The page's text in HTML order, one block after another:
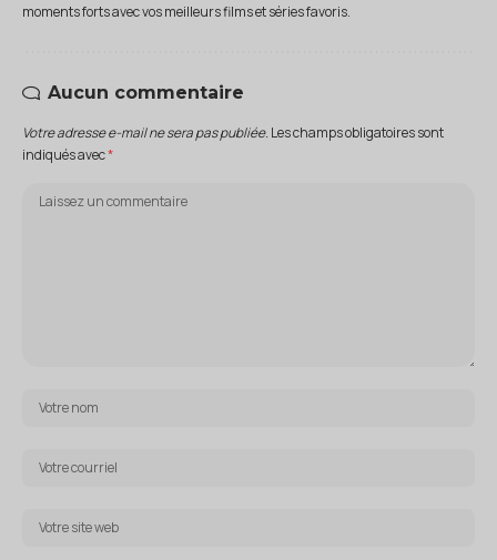
moments forts avec vos meilleurs films et séries favoris.
Aucun commentaire
Votre adresse e-mail ne sera pas publiée. Les champs obligatoires sont
indiqués avec*